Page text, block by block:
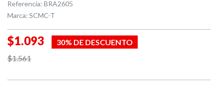
Referencia: BRA2605
Marca: SCMC-T
$1.093
30% DE DESCUENTO
$1.561